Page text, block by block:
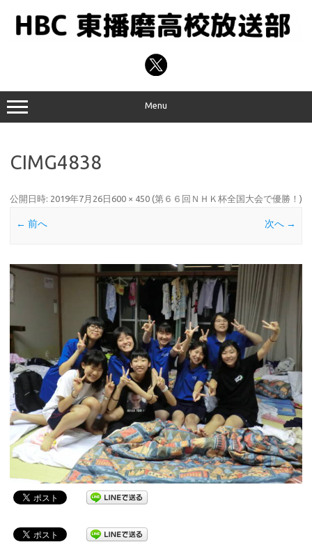
プ
Menu
CIMG4838
公開日時: 2019年7月26日 600 × 450 (第６６回ＮＨＫ杯全国大会で優勝！ )
← 前へ 次へ →